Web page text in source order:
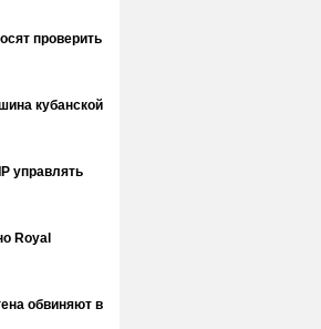
проверить
кубанской
управлять
Royal
обвиняют в